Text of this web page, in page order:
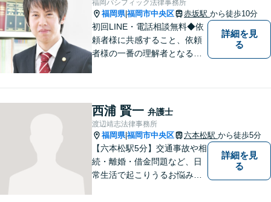
件」まで多数の事件の取り扱
い【分割払い可】
福岡パシフィック法律事務所
福岡県|福岡市中央区 赤坂駅 から徒歩10分
初回LINE・電話相談無料◆依
頼者様に共感すること、依頼
者様の一番の理解者となるこ
詳細を見
る
西浦 賢一 弁護士
渡辺靖志法律事務所
福岡県|福岡市中央区 六本松駅 から徒歩5分
【六本松駅5分】交通事故や相
続・離婚・借金問題など、日
常生活で起こりうるお悩みの
詳細を見
る